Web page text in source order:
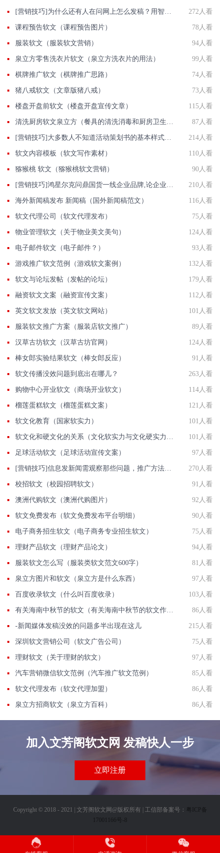
[营销技巧]为什么还有人在问网上怎么发稿？用智慧软文 272人看
课程预告软文（课程预告图片） 78人看
服装软文（服装软文营销） 94人看
泉立方零售洗衣片软文（泉立方洗衣片的用法） 99人看
棋牌推广软文（棋牌推广思路） 74人看
猪八戒软文（文章版猪八戒） 73人看
楼盘开盘前软文（楼盘开盘宣传文章） 115人看
清洗厨房软文泉立方（餐具的清洗消毒和厨房卫生清洁） 87人看
[营销技巧]大多数人不知道活动策划书的基本样式是什么,我们一起了解下 214人看
软文内容模板（软文写作素材） 110人看
猕猴桃 软文（猕猴桃软文营销） 90人看
[营销技巧]鸿星尔克问鼎国货一线企业品牌,论企业品牌舆情监测的重要性 210人看
海外新闻稿发布 新闻稿（国外新闻稿范文） 116人看
软文代理公司（软文代理发布） 75人看
物业管理软文（关于物业美文美句） 124人看
电子邮件软文（电子邮件？） 93人看
游戏推广软文范例（游戏软文案例） 132人看
软文与论坛发帖（发帖的论坛） 179人看
融资软文文案（融资宣传文案） 112人看
英文软文发放（英文软文网站） 101人看
服装软文推广方案（服装店软文推广） 89人看
汉草古坊软文（汉草古坊官网） 124人看
棒女郎实验结果软文（棒女郎反应） 91人看
软文传播没效问题到底出在哪儿？ 263人看
购物中心开业软文（商场开业软文） 114人看
榴莲蛋糕软文（榴莲蛋糕文案） 121人看
软文化教育（国家软实力） 101人看
软文化和硬文化的关系（文化软实力与文化硬实力的相互关系） 101人看
足球活动软文（足球活动宣传文案） 97人看
[营销技巧]信息发新闻需观察那些问题，推广方法有那些？ 270人看
校招软文（校园招聘软文） 91人看
澳洲代购软文（澳洲代购图片） 92人看
软文免费发布（软文免费发布平台明细） 90人看
电子商务招生软文（电子商务专业招生软文） 75人看
理财产品软文（理财产品论文） 94人看
服装软文怎么写（服装类软文范文600字） 81人看
泉立方图片和软文（泉立方是什么东西） 97人看
百度收录软文（什么叫百度收录） 103人看
有关海南中秋节的软文（有关海南中秋节的软文作文） 86人看
-新闻媒体发稿没效的问题多半出现在这儿 215人看
深圳软文营销公司（软文广告公司） 75人看
理财软文（关于理财的软文） 97人看
汽车营销微信软文范例（汽车推广软文范例） 85人看
软文代理发布（软文代理加盟） 86人看
泉立方招商软文（泉立方百科） 86人看
加入文芳阁软文网 发稿快人一步
立即注册
Copyright © 2018 - 2021 | 文芳阁软文网@版权所有 | 工信部备案号： 粤ICP备
17001166号-8